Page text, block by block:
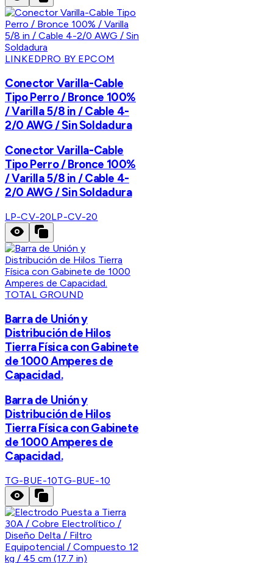
LINKEDPRO BY EPCOM
Conector Varilla-Cable
Tipo Perro / Bronce 100%
/ Varilla 5/8 in / Cable 4-
2/0 AWG / Sin Soldadura
Conector Varilla-Cable
Tipo Perro / Bronce 100%
/ Varilla 5/8 in / Cable 4-
2/0 AWG / Sin Soldadura
LP-CV-20LP-CV-20
TOTAL GROUND
Barra de Unión y
Distribución de Hilos
Tierra Física con Gabinete
de 1000 Amperes de
Capacidad.
Barra de Unión y
Distribución de Hilos
Tierra Física con Gabinete
de 1000 Amperes de
Capacidad.
TG-BUE-10TG-BUE-10